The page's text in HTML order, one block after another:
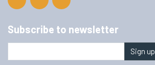
Subscribe to newsletter
Sign up